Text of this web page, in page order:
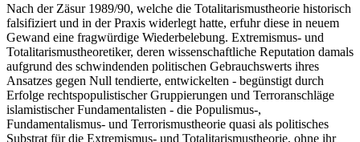
Nach der Zäsur 1989/90, welche die Totalitarismustheorie historisch
falsifiziert und in der Praxis widerlegt hatte, erfuhr diese in neuem
Gewand eine fragwürdige Wiederbelebung. Extremismus- und
Totalitarismustheoretiker, deren wissenschaftliche Reputation damals
aufgrund des schwindenden politischen Gebrauchswerts ihres
Ansatzes gegen Null tendierte, entwickelten - begünstigt durch
Erfolge rechtspopulistischer Gruppierungen und Terroranschläge
islamistischer Fundamentalisten - die Populismus-,
Fundamentalismus- und Terrorismustheorie quasi als politisches
Substrat für die Extremismus- und Totalitarismustheorie, ohne ihr